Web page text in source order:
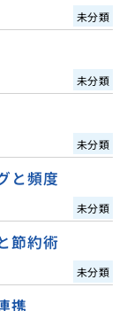
未分類
未分類
未分類
と頻度
未分類
節約術
未分類
携